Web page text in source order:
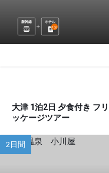
新幹線
ホテル
1 泊
大津 1泊2日 夕食付き フ
ッケージツアー
2日間